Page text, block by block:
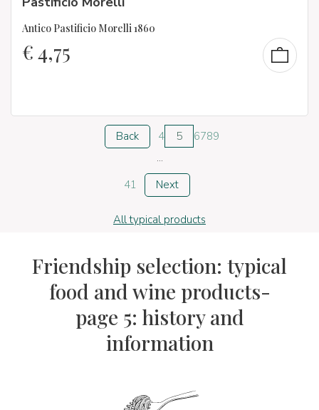
Antico Pastificio Morelli 1860
€4,75
Back 4 5 6789
...
41
Next
All typical products
Friendship selection: typical
food and wine products-
page 5: history and
information